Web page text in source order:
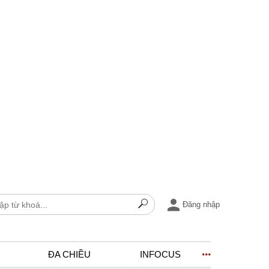
Đăng nhập
ĐA CHIỀU INFOCUS